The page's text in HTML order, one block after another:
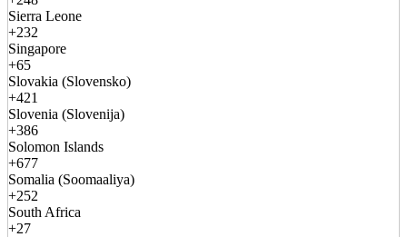
Sierra Leone
+232
Singapore
+65
Slovakia (Slovensko)
+421
Slovenia (Slovenija)
+386
Solomon Islands
+677
Somalia (Soomaaliya)
+252
South Africa
+27